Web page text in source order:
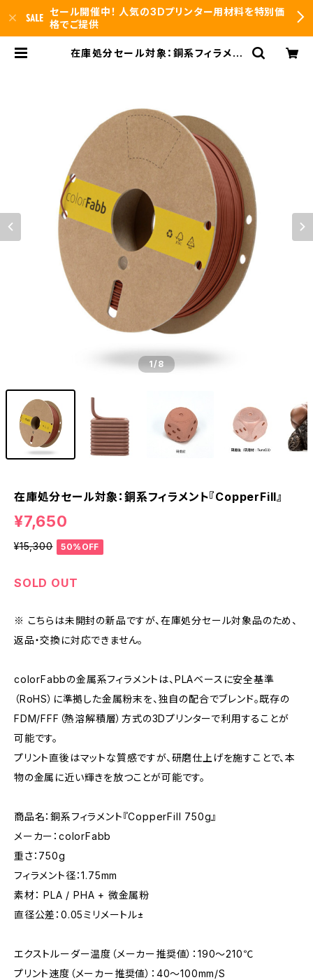
セール開催中！ 人気の3Dプリンター用材料を特別価
格でご提供
在庫処分セール対象：銅系フィラメン
1/8
在庫処分セール対象：銅系フィラメント『CopperFill』
¥7,650
¥15,300 50%OFF
SOLD OUT
※ こちらは未開封の新品ですが、在庫処分セール対象品のため、
返品・交換に対応できません。
colorFabbの金属系フィラメントは、PLAベースに安全基準
（RoHS）に準拠した金属粉末を、独自の配合でブレンド。既存の
FDM/FFF（熱溶解積層）方式の3Dプリンターで利用することが
可能です。
プリント直後はマットな質感ですが、研磨仕上げを施すことで、本
物の金属に近い輝きを放つことが可能です。
商品名：銅系フィラメント『CopperFill 750g』
メーカー：colorFabb
重さ：750g
フィラメント径：1.75mm
素材： PLA / PHA + 微金属粉
直径公差：0.05ミリメートル±
エクストルーダー温度（メーカー推奨値）：190～210℃
プリント速度（メーカー推奨値）：40〜100mm/S